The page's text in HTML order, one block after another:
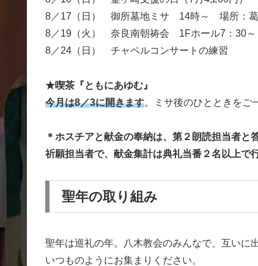
8／17（日） 御所墓地ミサ 14時～ 場所：葛
8／19（火） 奈良南朝祷会 1Fホール7：30
8／24（日） チャペルコンサートの練習
★喫茶『ともにあゆむ』
今月は8／3に開きます。ミサ後のひとときをご
＊ホスチアと献金の奉納は、第２朗読担当者と
祈願担当者で、献金集計は典礼当番２名以上で
聖年の取り組み
聖年は巡礼の年。八木教会のみんなで、互いに
いつものようにお集まりください。